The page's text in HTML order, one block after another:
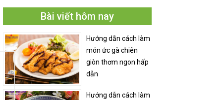
Bài viết hôm nay
Hướng dẫn cách làm
món ức gà chiên
giòn thơm ngon hấp
dẫn
Hướng dẫn cách làm